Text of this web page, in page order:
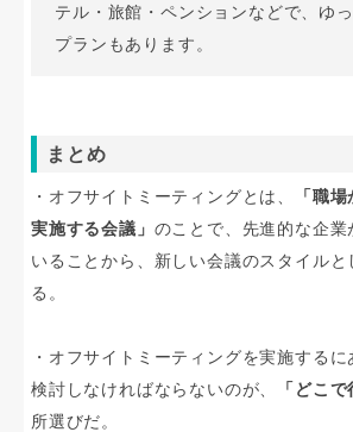
テル・旅館・ペンションなどで、ゆ
プランもあります。
まとめ
・オフサイトミーティングとは、
「職
実施する会議」 のことで、先進的な企業
いることから、新しい会議のスタイル
る。
・オフサイトミーティングを実施する
検討しなければならないのが、
「どこで
所選びだ。